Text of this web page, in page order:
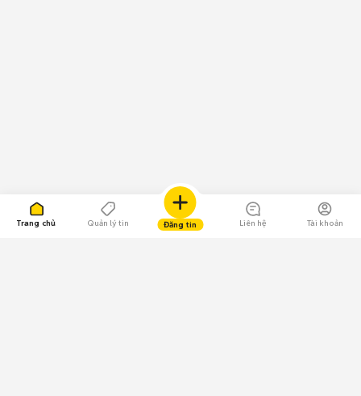
Trang chủ Quản lý tin Đăng tin Liên hệ Tài khoản